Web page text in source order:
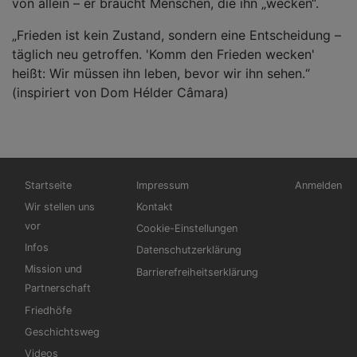
„Frieden ist kein Zustand, sondern eine Entscheidung –
täglich neu getroffen. 'Komm den Frieden wecken'
heißt: Wir müssen ihn leben, bevor wir ihn sehen.“
(inspiriert von Dom Hélder Câmara)
Hauptnavigation
Startseite
Wir stellen uns
vor
Infos
Mission und
Partnerschaft
Friedhöfe
Geschichtsweg
Videos
Fußbereichsmenü
Impressum
Kontakt
Cookie-Einstellungen
Datenschutzerklärung
Barrierefreiheitserklärung
Anmelden